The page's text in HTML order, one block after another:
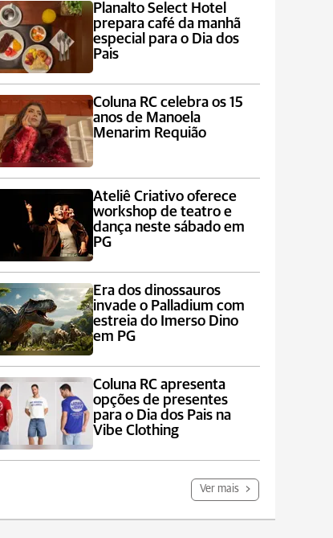
Planalto Select Hotel
prepara café da manhã
especial para o Dia dos
Pais
Coluna RC celebra os 15
anos de Manoela
Menarim Requião
Ateliê Criativo oferece
workshop de teatro e
dança neste sábado em
PG
Era dos dinossauros
invade o Palladium com
estreia do Imerso Dino
em PG
Coluna RC apresenta
opções de presentes
para o Dia dos Pais na
Vibe Clothing
Ver mais